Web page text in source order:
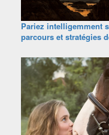
Pariez intelligemment
parcours et stratégies